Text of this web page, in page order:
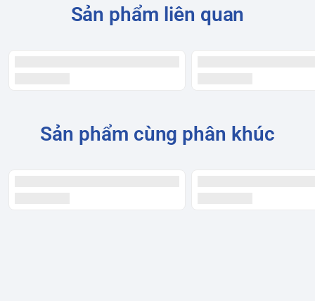
Sản phẩm liên quan
Sản phẩm cùng phân khúc